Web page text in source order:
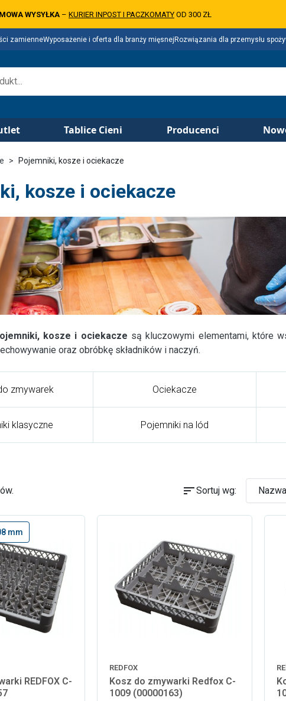
WYSYŁKA – KURIER INPOST I PACZKOMATY OD 300 ZŁ
zamienneWyposażenie i oferta dla branży mięsnejRozwiązania dla przemysłu
Tablice Cieni Producenci
Pojemniki, kosze i ociekacze
kosze i ociekacze
kosze i ociekacze są kluczowymi elementami, które
oraz obróbkę składników i naczyń.
zmywarek Ociekacze
klasyczne Pojemniki na lód
sortSortuj wg:
mm
REDFOX C-
REDFOX
Kosz do zmywarki Redfox C-
1009 (00000163)